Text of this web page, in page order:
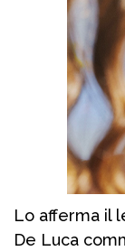
Lo afferma il
De Luca